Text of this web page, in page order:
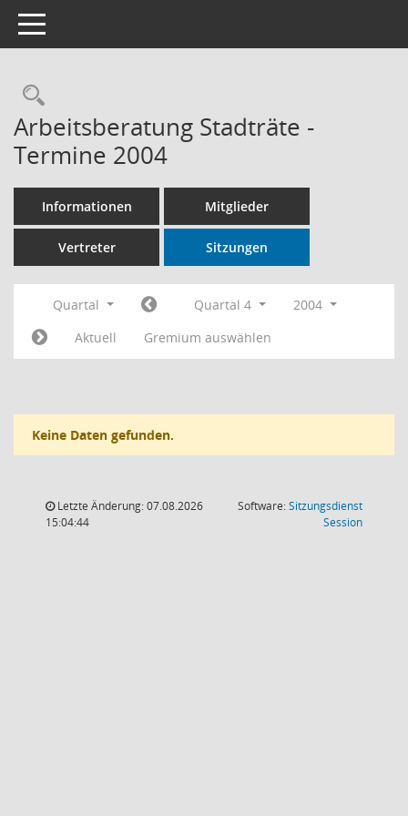
Toggle navigation
Rechercheauswahl
Arbeitsberatung Stadträte -
Termine 2004
Informationen Mitglieder
Vertreter Sitzungen
Quartal Quartal 4
2004
Aktuell
Gremium auswählen
Keine Daten gefunden.
Letzte Änderung: 07.08.2026
15:04:44
Software:Sitzungsdienst
Session(Wird in